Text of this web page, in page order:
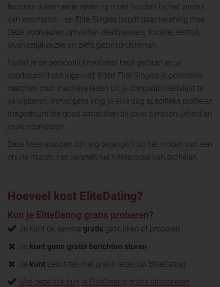
factoren waarmee je rekening moet houden bij het vinden
van een match - en Elite Singles houdt daar rekening mee.
Deze voorkeuren omvatten dealbreakers, locatie, leeftijd,
levensstijlkeuzes en zelfs gezinsproblemen.
Nadat je de persoonlijkheidstest hebt gedaan en je
voorkeuren hebt ingevuld, filtert Elite Singles je potentiële
matches door inactieve leden uit je compatibiliteitslijst te
verwijderen. Vervolgens krijg je elke dag specifieke profielen
toegestuurd die goed aansluiten bij jouw persoonlijkheid en
jouw voorkeuren.
Deze twee stappen zijn erg belangrijk bij het vinden van een
online match. Het versnelt het filterproces van profielen.
Hoeveel kost EliteDating?
Kun je EliteDating gratis proberen?
Je kunt de service gratis gebruiken of proberen.
Je kunt geen gratis berichten sturen
Je kunt berichten niet gratis lezen op EliteDating
Met deze link kun je EliteDating gratis uitproberen